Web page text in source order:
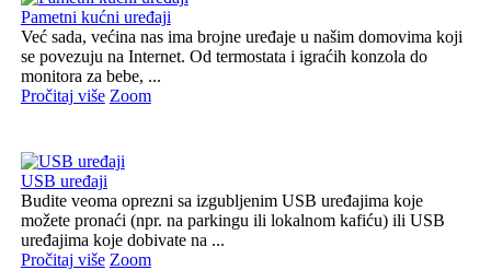
Pametni kućni uređaji
Već sada, većina nas ima brojne uređaje u našim domovima koji
se povezuju na Internet. Od termostata i igraćih konzola do
monitora za bebe, ...
Pročitaj više Zoom
USB uređaji
Budite veoma oprezni sa izgubljenim USB uređajima koje
možete pronaći (npr. na parkingu ili lokalnom kafiću) ili USB
uređajima koje dobivate na ...
Pročitaj više Zoom